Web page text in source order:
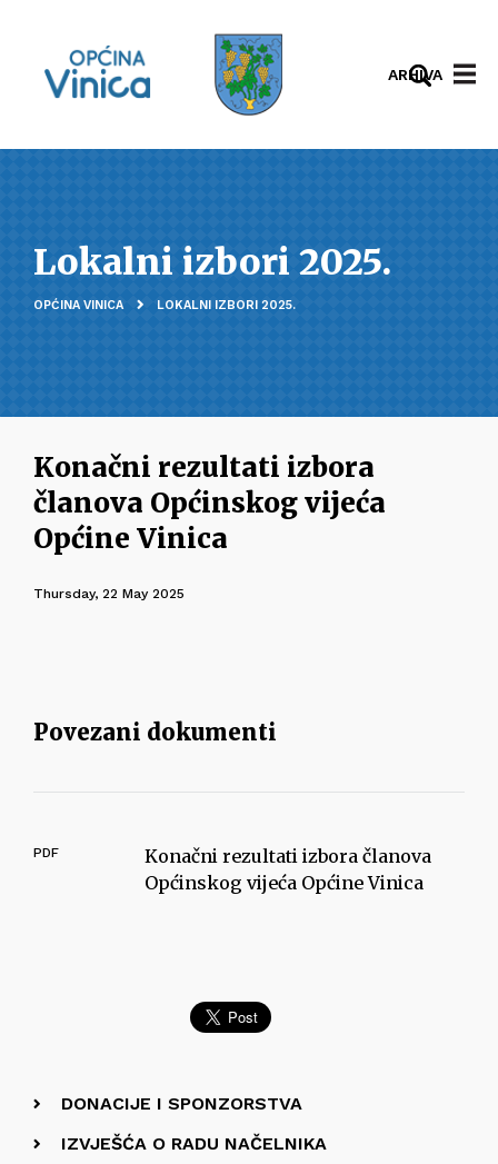
ARHIVA
Lokalni izbori 2025.
OPĆINA VINICA LOKALNI IZBORI 2025.
Konačni rezultati izbora
članova Općinskog vijeća
Općine Vinica
Thursday, 22 May 2025
Povezani dokumenti
PDF
Konačni rezultati izbora članova
Općinskog vijeća Općine Vinica
DONACIJE I SPONZORSTVA
IZVJEŠĆA O RADU NAČELNIKA